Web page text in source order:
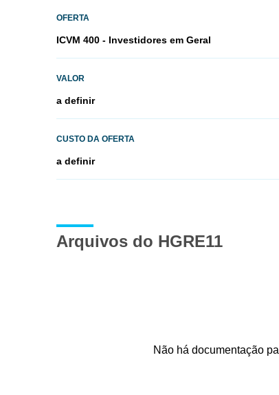
OFERTA
ICVM 400 - Investidores em Geral
VALOR
a definir
CUSTO DA OFERTA
a definir
Arquivos do HGRE11
Não há documentação